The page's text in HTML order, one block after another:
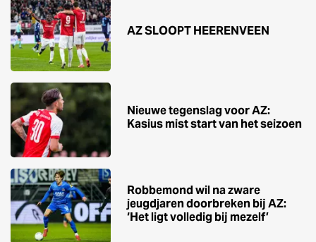
AZ SLOOPT HEERENVEEN
Nieuwe tegenslag voor AZ:
Kasius mist start van het seizoen
Robbemond wil na zware
jeugdjaren doorbreken bij AZ:
‘Het ligt volledig bij mezelf’